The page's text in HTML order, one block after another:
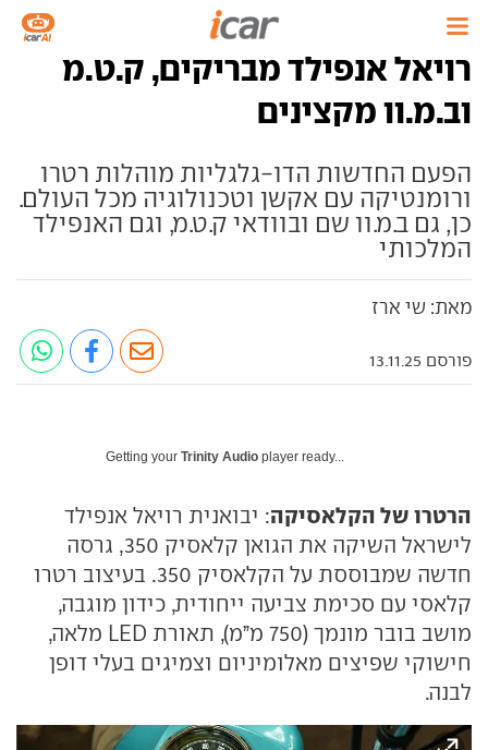
רויאל אנפילד מבריקים, ק.ט.מ
וב.מ.וו מקצינים
הפעם החדשות הדו-גלגליות מוהלות רטרו
ורומנטיקה עם אקשן וטכנולוגיה מכל העולם.
כן, גם ב.מ.וו שם ובוודאי ק.ט.מ, וגם האנפילד
המלכותי
מאת: שי ארז
פורסם 13.11.25
Getting your Trinity Audio player ready...
הרטרו של הקלאסיקה: יבואנית רויאל אנפילד
לישראל השיקה את הגואן קלאסיק 350, גרסה
חדשה שמבוססת על הקלאסיק 350. בעיצוב רטרו
קלאסי עם סכימת צביעה ייחודית, כידון מוגבה,
מושב בובר מונמך (750 מ”מ), תאורת LED מלאה,
חישוקי שפיצים מאלומיניום וצמיגים בעלי דופן
לבנה.